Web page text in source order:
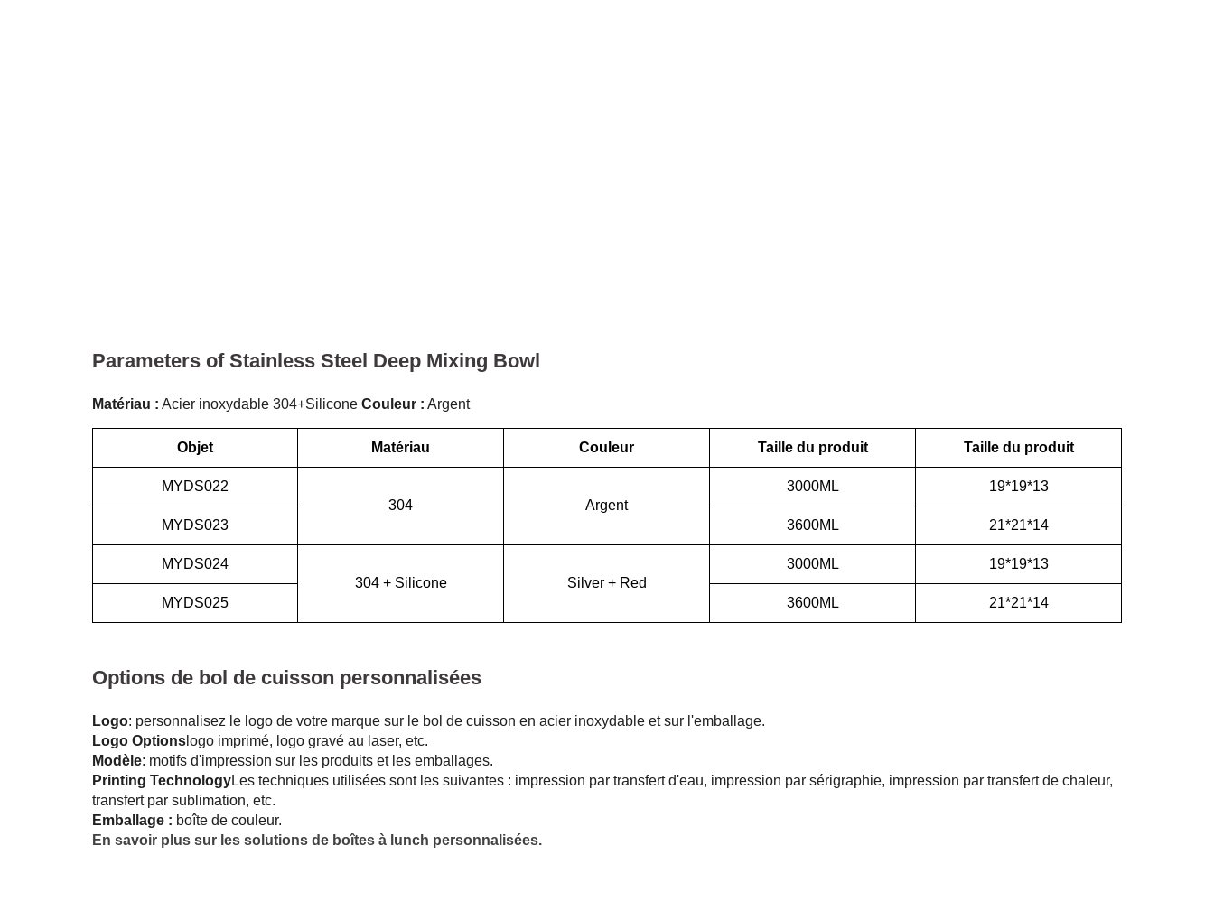
Parameters of Stainless Steel Deep Mixing Bowl
Matériau : Acier inoxydable 304+Silicone Couleur : Argent
Objet Matériau Couleur Taille du produit Taille du produit
MYDS022
304
Argent
3000ML 19*19*13
MYDS023 3600ML 21*21*14
MYDS024
304 + Silicone
Silver + Red
3000ML 19*19*13
MYDS025 3600ML 21*21*14
Options de bol de cuisson personnalisées
Logo: personnalisez le logo de votre marque sur le bol de cuisson en acier inoxydable et sur l'emballage.
Logo Options logo imprimé, logo gravé au laser, etc.
Modèle: motifs d'impression sur les produits et les emballages.
Printing TechnologyLes techniques utilisées sont les suivantes : impression par transfert d'eau, impression par sérigraphie, impression par transfert de chaleur,
transfert par sublimation, etc.
Emballage : boîte de couleur.
En savoir plus sur les solutions de boîtes à lunch personnalisées.